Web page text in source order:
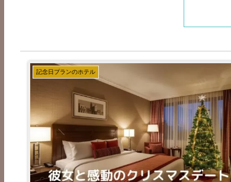
記念日プランのホテル